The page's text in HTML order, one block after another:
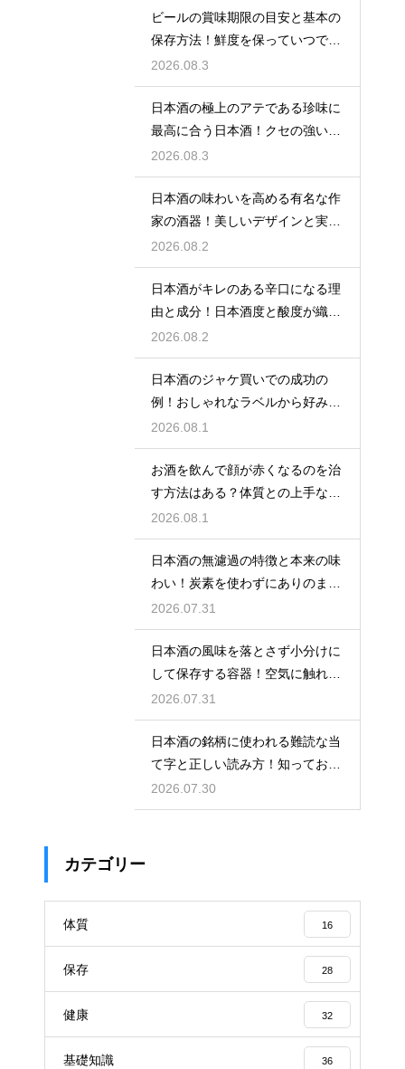
ビールの賞味期限の目安と基本の
保存方法！鮮度を保っていつでも
美味しく
2026.08.3
日本酒の極上のアテである珍味に
最高に合う日本酒！クセの強い旨
味を堪能
2026.08.3
日本酒の味わいを高める有名な作
家の酒器！美しいデザインと実用
性を堪能
2026.08.2
日本酒がキレのある辛口になる理
由と成分！日本酒度と酸度が織り
なす味
2026.08.2
日本酒のジャケ買いでの成功の
例！おしゃれなラベルから好みの
味を探す
2026.08.1
お酒を飲んで顔が赤くなるのを治
す方法はある？体質との上手な付
き合い方
2026.08.1
日本酒の無濾過の特徴と本来の味
わい！炭素を使わずにありのまま
を楽しむ
2026.07.31
日本酒の風味を落とさず小分けに
して保存する容器！空気に触れさ
せない
2026.07.31
日本酒の銘柄に使われる難読な当
て字と正しい読み方！知っておき
たい銘酒
2026.07.30
カテゴリー
体質 16
保存 28
健康 32
基礎知識 36